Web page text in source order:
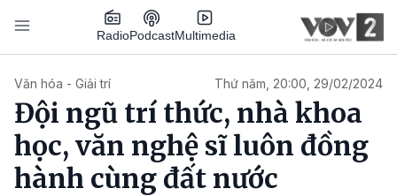
Nhảy đến nội dung
RadioPodcastMultimedia
Văn hóa - Giải trí Thứ năm, 20:00, 29/02/2024
Đội ngũ trí thức, nhà khoa
học, văn nghệ sĩ luôn đồng
hành cùng đất nước